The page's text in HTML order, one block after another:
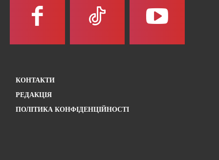
КОНТАКТИ
РЕДАКЦІЯ
ПОЛІТИКА КОНФІДЕНЦІЙНОСТІ